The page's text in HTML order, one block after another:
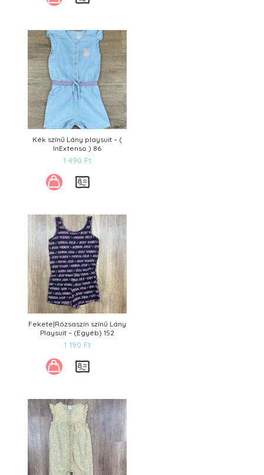
Kék színű Lány playsuit – (
InExtenso ) 86
1 490 Ft
Fekete|Rózsaszín színű Lány
Playsuit – (Egyéb) 152
1 190 Ft